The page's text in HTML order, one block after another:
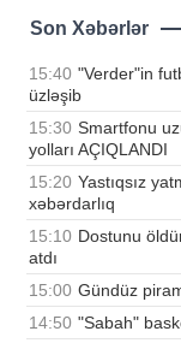
Son Xəbərlər
15:40 "Verder"in
üzləşib
15:30 Smartfonu
yolları AÇIQLANDI
15:20 Yastıqsız
xəbərdarlıq
15:10 Dostunu
atdı
15:00 Gündüz
14:50 "Sabah"